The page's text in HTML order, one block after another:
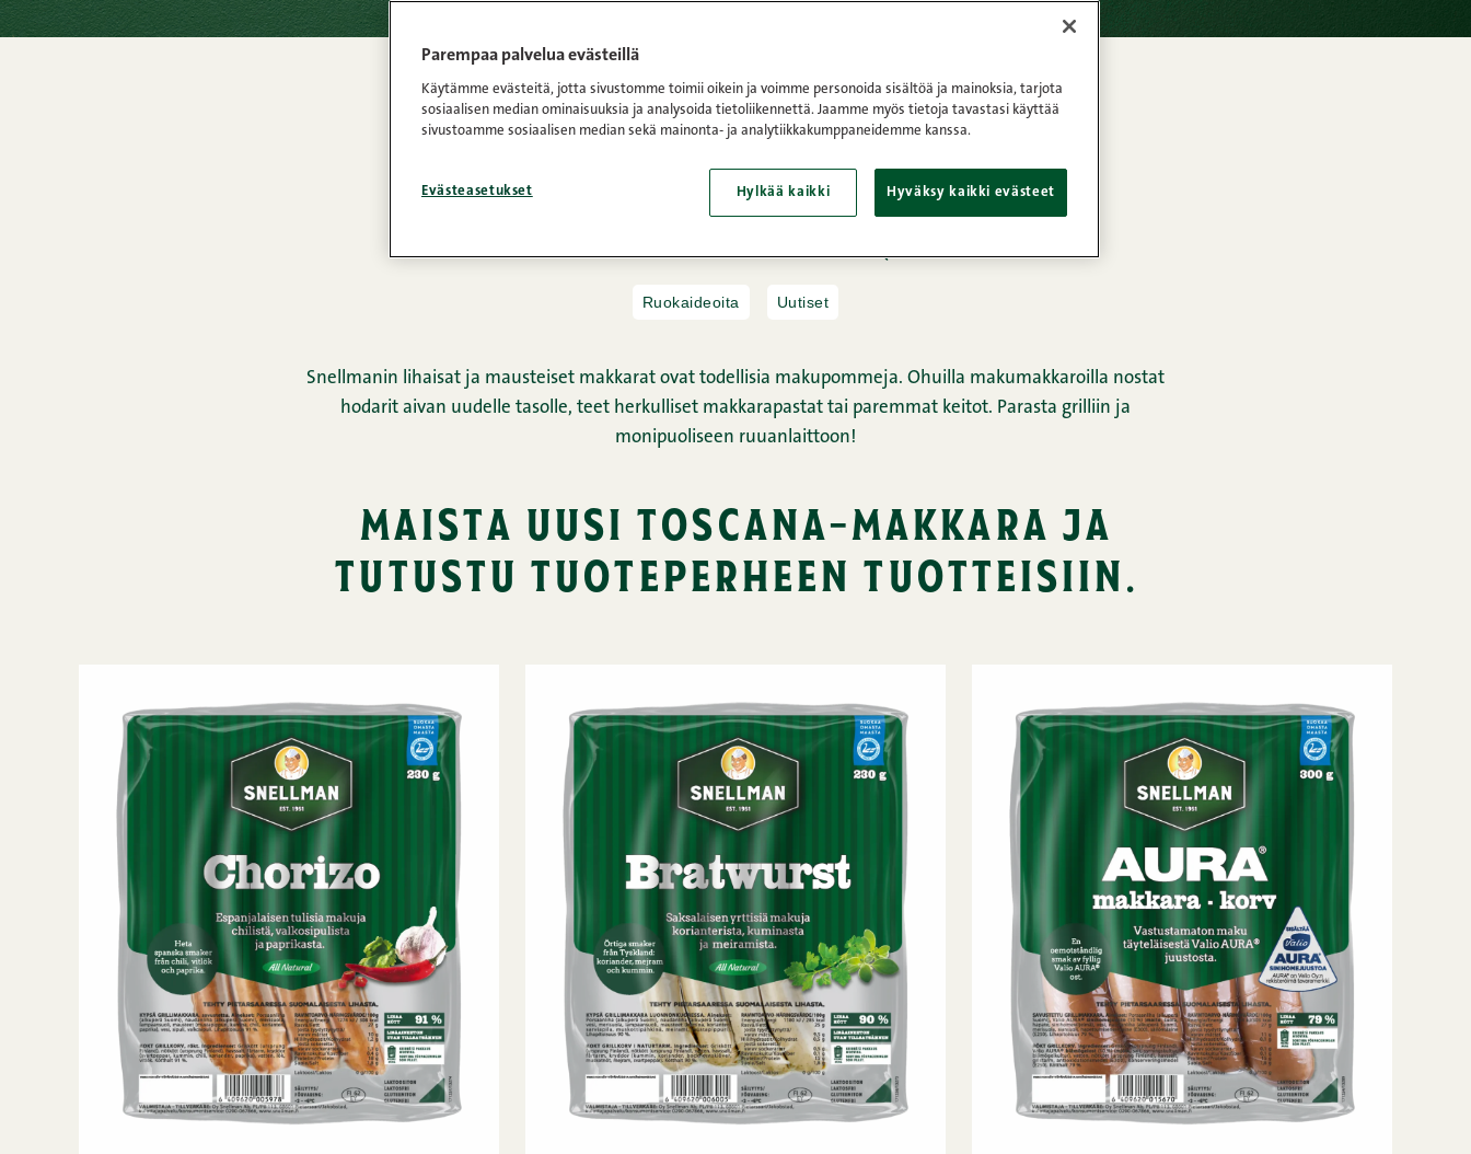
Etusivu / Makumakkarat
makumakkarat
16.04.2025 • Lukuaika: 1 minuuttia JAA
Ruokaideoita Uutiset
Snellmanin lihaisat ja mausteiset makkarat ovat todellisia makupommeja. Ohuilla makumakkaroilla nostat
hodarit aivan uudelle tasolle, teet herkulliset makkarapastat tai paremmat keitot. Parasta grilliin ja
monipuoliseen ruuanlaittoon!
maista uusi toscana-makkara ja
tutustu tuoteperheen tuotteisiin.
Parempaa palvelua evästeillä
Käytämme evästeitä, jotta sivustomme toimii oikein ja voimme personoida sisältöä ja mainoksia, tarjota
sosiaalisen median ominaisuuksia ja analysoida tietoliikennettä. Jaamme myös tietoja tavastasi käyttää
sivustoamme sosiaalisen median sekä mainonta- ja analytiikkakumppaneidemme kanssa.
Evästeasetukset Hylkää kaikki Hyväksy kaikki evästeet